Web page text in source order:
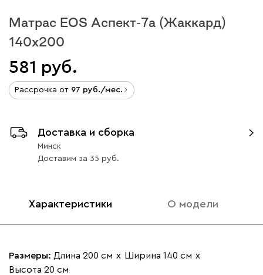
Матрас EOS Аспект-7а (Жаккард)
140x200
581
Рассрочка от 97 /мес.
Доставка и сборка
Минск
Доставим за 35
Характеристики О модели
Размеры: Длина 200 см х Ширина 140 см х
Высота 20 см